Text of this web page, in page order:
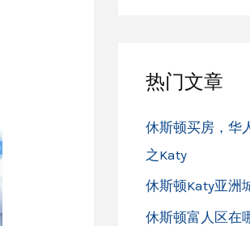
热门文章
休斯顿买房，华
之Katy
休斯顿Katy亚洲
休斯顿富人区在